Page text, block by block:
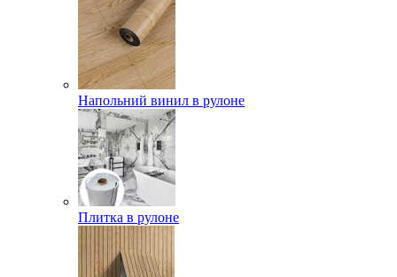
Напольний винил в рулоне
Плитка в рулоне